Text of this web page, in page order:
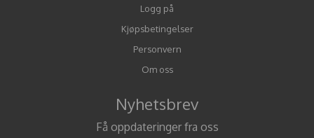
Logg på
Kjøpsbetingelser
Personvern
Om oss
Nyhetsbrev
Få oppdateringer fra oss